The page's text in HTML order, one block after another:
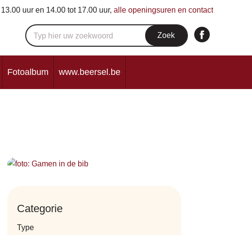
13.00 uur en 14.00 tot 17.00 uur, alle openingsuren en contact
Fotoalbum www.beersel.be
Categorie
Type